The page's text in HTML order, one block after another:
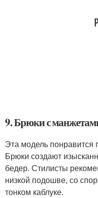
9. Брюки с
Эта модель понравится
Брюки создают
бедер. Стилисты
низкой подошве, со
тонком каблуке.